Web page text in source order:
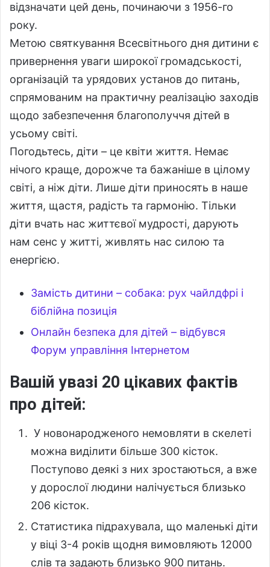
відзначати цей день, починаючи з 1956-го
року.
Метою святкування Всесвітнього дня дитини є
привернення уваги широкої громадськості,
організацій та урядових установ до питань,
спрямованим на практичну реалізацію заходів
щодо забезпечення благополуччя дітей в
усьому світі.
Погодьтесь, діти – це квіти життя. Немає
нічого краще, дорожче та бажаніше в цілому
світі, а ніж діти. Лише діти приносять в наше
життя, щастя, радість та гармонію. Тільки
діти вчать нас життєвої мудрості, дарують
нам сенс у житті, живлять нас силою та
енергією.
Замість дитини – собака: рух чайлдфрі і
біблійна позиція
Онлайн безпека для дітей – відбувся
Форум управління Інтернетом
Вашій увазі 20 цікавих фактів
про дітей:
У новонародженого немовляти в скелеті
можна виділити більше 300 кісток.
Поступово деякі з них зростаються, а вже
у дорослої людини налічується близько
206 кісток.
Статистика підрахувала, що маленькі діти
у віці 3-4 років щодня вимовляють 12000
слів та задають близько 900 питань.